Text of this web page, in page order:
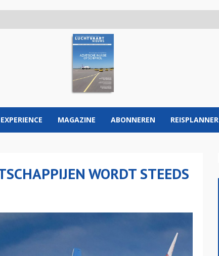
MAGAZINE ABONNEREN REISPLANNER
WORDT STEEDS